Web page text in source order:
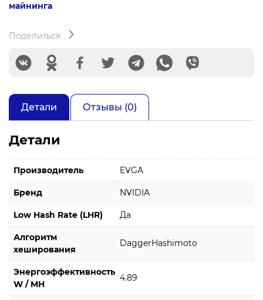
майнинга
Поделиться
Детали Отзывы (0)
Детали
Производитель EVGA
Бренд NVIDIA
Low Hash Rate (LHR) Да
Алгоритм
хеширования
DaggerHashimoto
Энергоэффективность
W / MH
4.89